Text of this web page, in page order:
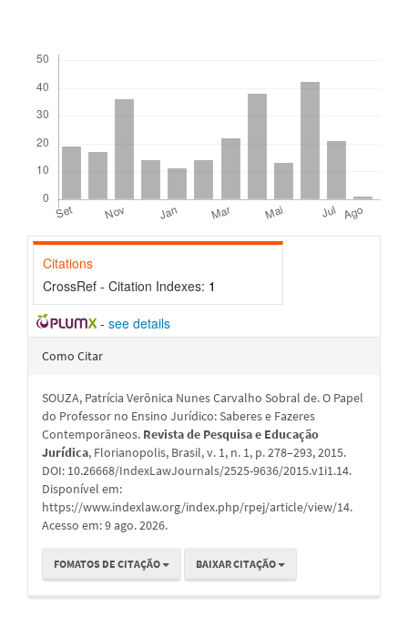
Citations
CrossRef - Citation Indexes: 1
- see details
Detalhes
artigo
Como Citar
SOUZA, Patrícia Verônica Nunes Carvalho Sobral de. O Papel
do Professor no Ensino Jurídico: Saberes e Fazeres
Contemporâneos. Revista de Pesquisa e Educação
Jurídica, Florianopolis, Brasil, v. 1, n. 1, p. 278–293, 2015.
DOI: 10.26668/IndexLawJournals/2525-9636/2015.v1i1.14.
Disponível em:
https://www.indexlaw.org/index.php/rpej/article/view/14.
Acesso em: 9 ago. 2026.
FOMATOS DE CITAÇÃO BAIXAR CITAÇÃO